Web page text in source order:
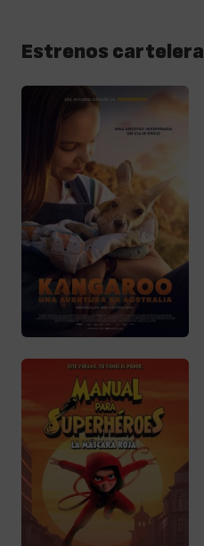
Estrenos cartelera